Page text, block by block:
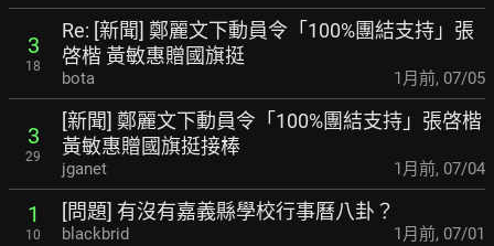
3
18
Re: [新聞] 鄭麗文下動員令「100%團結支持」張
啓楷 黃敏惠贈國旗挺
bota 1月前, 07/05
3
29
[新聞] 鄭麗文下動員令「100%團結支持」張啓楷
黃敏惠贈國旗挺接棒
jganet 1月前, 07/04
1
10
[問題] 有沒有嘉義縣學校行事曆八卦？
blackbrid 1月前, 07/01